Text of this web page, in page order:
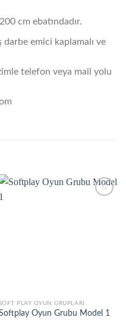
cm ebatındadır.
darbe emici kaplamalı ve
telefon veya mail yolu
PLAY OYUN GRUPLARI
Oyun Grubu Model 1